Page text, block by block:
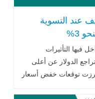
عند التسوية
3%
فيها التأثيرات
الدولار عن أعلى
توقعات خفض أسعار